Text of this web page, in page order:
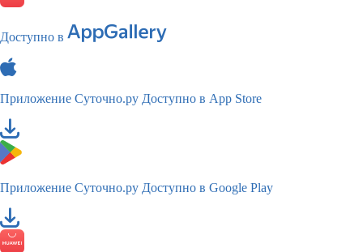
Доступно в
Приложение Суточно.ру Доступно в App Store
Приложение Суточно.ру Доступно в Google Play